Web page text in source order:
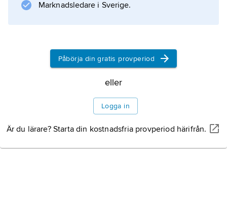
Information om artikeln
Marknadsledare i Sverige.
Påbörja din gratis provperiod
eller
Logga in
Är du lärare? Starta din kostnadsfria provperiod härifrån.